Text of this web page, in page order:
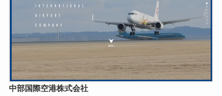
中部国際空港株式会社